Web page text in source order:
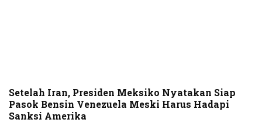
Setelah Iran, Presiden Meksiko Nyatakan Siap
Pasok Bensin Venezuela Meski Harus Hadapi
Sanksi Amerika